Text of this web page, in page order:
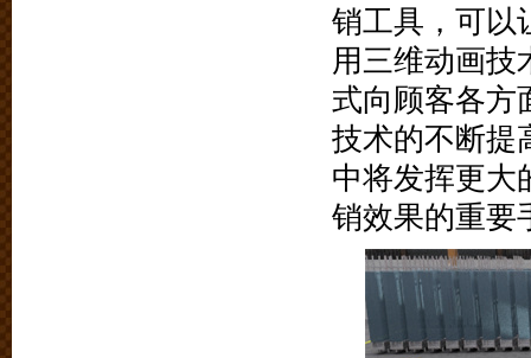
销工具，可以
用三维动画技
式向顾客各方
技术的不断提
中将发挥更大
销效果的重要